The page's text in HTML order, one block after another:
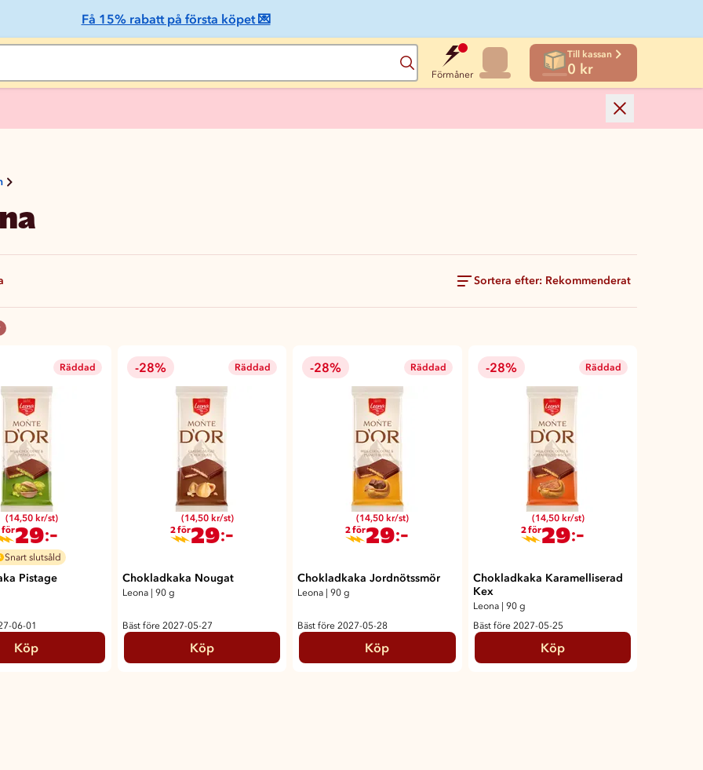
Få 15% rabatt på första köpet 💌
Sök
Förmåner
Till kassan
0 kr
Sortera efter: Rekommenderat
Räddad
(14,50 kr/st)
för29:-
Snart slutsåld
Pistage
06-01
Köp
-28% Räddad
(14,50 kr/st)
2 för29:-
Chokladkaka Nougat
Leona 90 g
Bäst före 2027-05-27
Köp
-28% Räddad
(14,50 kr/st)
2 för29:-
Chokladkaka Jordnötssmör
Leona 90 g
Bäst före 2027-05-28
Köp
-28% Räddad
(14,50 kr/st)
2 för29:-
Chokladkaka Karamelliserad
Kex
Leona
90 g
Bäst före 2027-05-25
Köp